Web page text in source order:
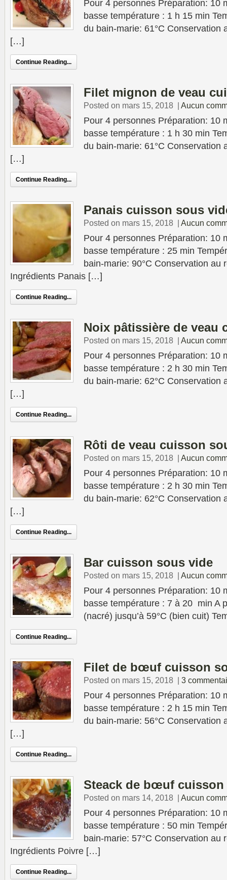
Pour 4 personnes Préparation: 10
basse température : 1 h 15 min
du bain-marie: 61°C Conservation
[…]
Continue Reading...
Filet mignon de veau
Posted on mars 15, 2018 | Aucun
Pour 4 personnes Préparation: 10
basse température : 1 h 30 min
du bain-marie: 61°C Conservation
[…]
Continue Reading...
Panais cuisson sous
Posted on mars 15, 2018 | Aucun
Pour 4 personnes Préparation: 10
basse température : 25 min
bain-marie: 90°C Conservation au
Ingrédients Panais […]
Continue Reading...
Noix pâtissière de veau
Posted on mars 15, 2018 | Aucun
Pour 4 personnes Préparation: 10
basse température : 2 h 30 min
du bain-marie: 62°C Conservation
[…]
Continue Reading...
Rôti de veau cuisson
Posted on mars 15, 2018 | Aucun
Pour 4 personnes Préparation: 10
basse température : 2 h 30 min
du bain-marie: 62°C Conservation
[…]
Continue Reading...
Bar cuisson sous vide
Posted on mars 15, 2018 | Aucun
Pour 4 personnes Préparation: 10
basse température : 7 à 20 min A
(nacré) jusqu’à 59°C (bien cuit)
Continue Reading...
Filet de bœuf cuisson
Posted on mars 15, 2018 | 3
Pour 4 personnes Préparation: 10
basse température : 2 h 15 min
du bain-marie: 56°C Conservation
[…]
Continue Reading...
Steack de bœuf cuisson
Posted on mars 14, 2018 | Aucun
Pour 4 personnes Préparation: 10
basse température : 50 min
bain-marie: 57°C Conservation au
Ingrédients Poivre […]
Continue Reading...